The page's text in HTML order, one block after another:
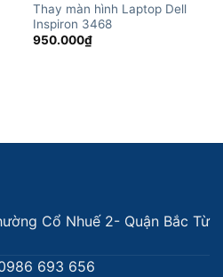
Thay màn hình Laptop Dell
Inspiron 3468
950.000₫
Cổ Nhuế 2- Quận Bắc Từ
693 656